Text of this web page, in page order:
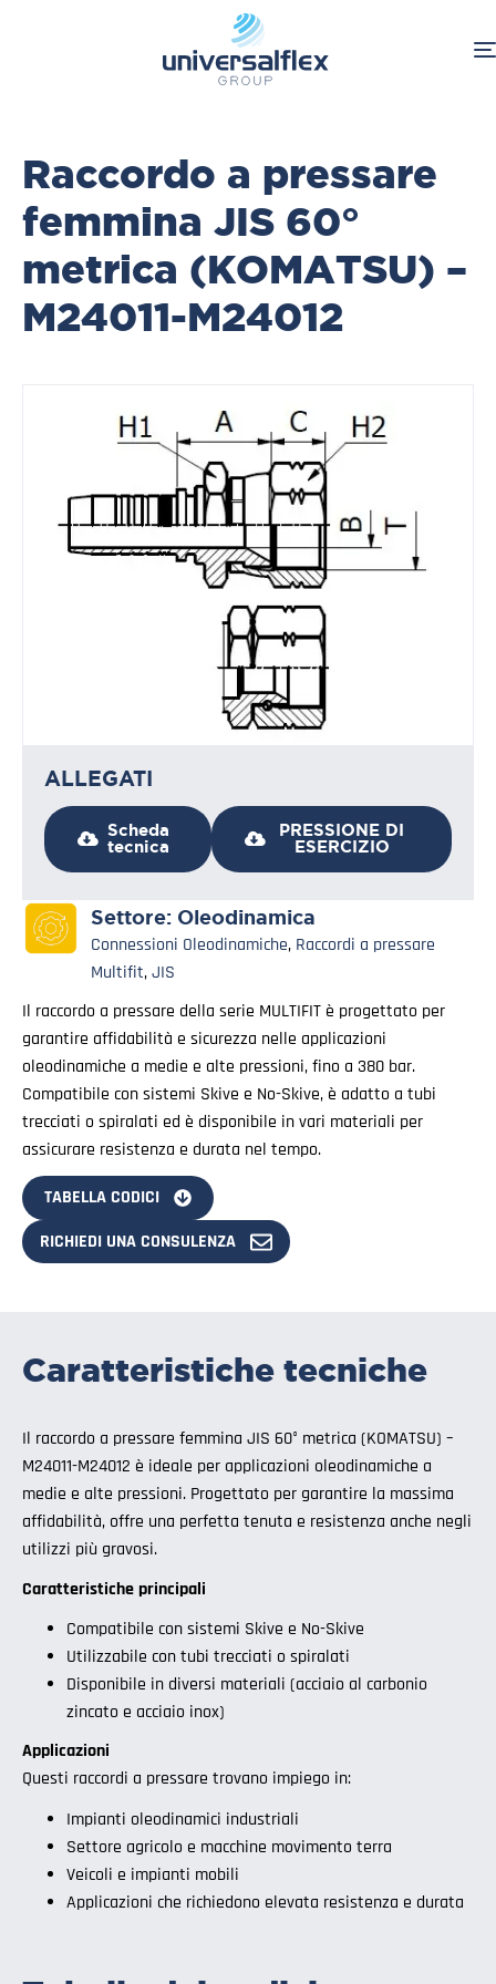
Raccordo a pressare
femmina JIS 60°
metrica (KOMATSU) –
M24011-M24012
ALLEGATI
Scheda
tecnica
PRESSIONE DI
ESERCIZIO
Settore: Oleodinamica
Connessioni Oleodinamiche, Raccordi a pressare
Multifit,JIS
Il raccordo a pressare della serie MULTIFIT è progettato per
garantire affidabilità e sicurezza nelle applicazioni
oleodinamiche a medie e alte pressioni, fino a 380 bar.
Compatibile con sistemi Skive e No-Skive, è adatto a tubi
trecciati o spiralati ed è disponibile in vari materiali per
assicurare resistenza e durata nel tempo.
TABELLA CODICI
RICHIEDI UNA CONSULENZA
Caratteristiche tecniche
Il raccordo a pressare femmina JIS 60° metrica (KOMATSU) –
M24011-M24012 è ideale per applicazioni oleodinamiche a
medie e alte pressioni. Progettato per garantire la massima
affidabilità, offre una perfetta tenuta e resistenza anche negli
utilizzi più gravosi.
Caratteristiche principali
Compatibile con sistemi Skive e No-Skive
Utilizzabile con tubi trecciati o spiralati
Disponibile in diversi materiali (acciaio al carbonio
zincato e acciaio inox)
Applicazioni
Questi raccordi a pressare trovano impiego in:
Impianti oleodinamici industriali
Settore agricolo e macchine movimento terra
Veicoli e impianti mobili
Applicazioni che richiedono elevata resistenza e durata